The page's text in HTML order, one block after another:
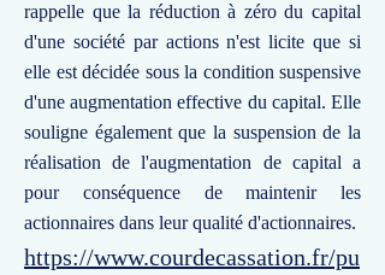
rappelle que la réduction à zéro du capital
d'une société par actions n'est licite que si
elle est décidée sous la condition suspensive
d'une augmentation effective du capital. Elle
souligne également que la suspension de la
réalisation de l'augmentation de capital a
pour conséquence de maintenir les
actionnaires dans leur qualité d'actionnaires.
https://www.courdecassation.fr/pu